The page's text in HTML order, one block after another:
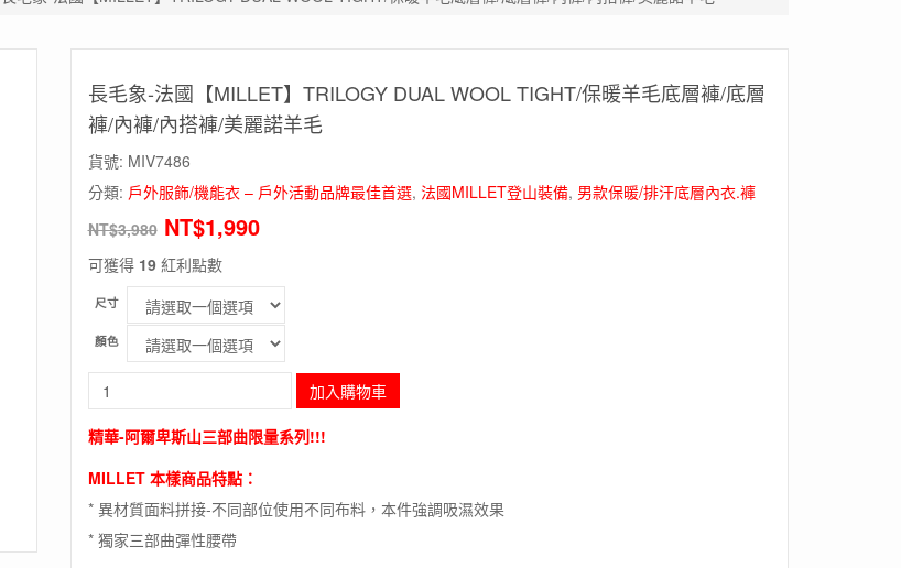
長毛象-法國【MILLET】TRILOGY DUAL WOOL TIGHT/保暖羊毛底層褲/底層
褲/內褲/內搭褲/美麗諾羊毛
貨號: MIV7486
分類: 戶外服飾/機能衣 – 戶外活動品牌最佳首選, 法國MILLET登山裝備, 男款保暖/排汗底層內衣.褲
NT$3,980 NT$1,990
可獲得 19紅利點數
尺寸
顏色
毛
象-
法
國
【MILLET】
TRILOGY
DUAL
加入購物車
精華-阿爾卑斯山三部曲限量系列!!!
MILLET 本樣商品特點：
* 異材質面料拼接-不同部位使用不同布料，本件強調吸濕效果
* 獨家三部曲彈性腰帶